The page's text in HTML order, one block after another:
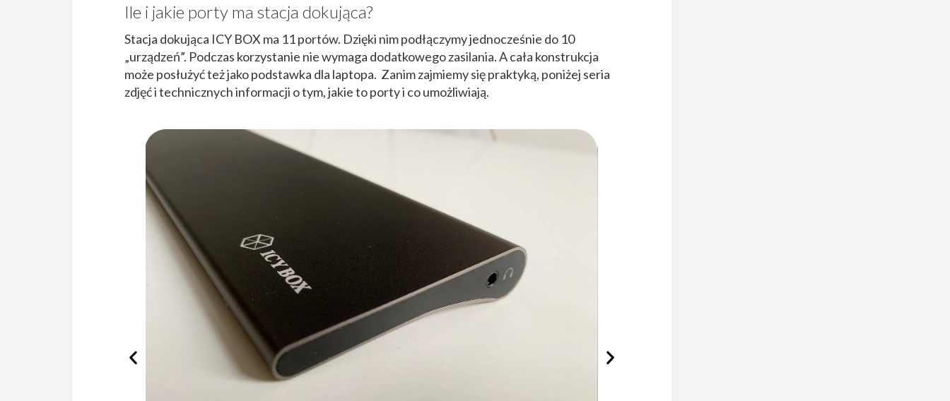
Ile i jakie porty ma stacja dokująca?
Stacja dokująca ICY BOX ma 11 portów. Dzięki nim podłączymy jednocześnie do 10
„urządzeń”. Podczas korzystanie nie wymaga dodatkowego zasilania. A cała konstrukcja
może posłużyć też jako podstawka dla laptopa. Zanim zajmiemy się praktyką, poniżej seria
zdjęć i technicznych informacji o tym, jakie to porty i co umożliwiają.